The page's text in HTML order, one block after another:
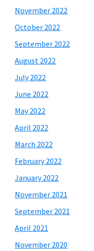
November 2022
October 2022
September 2022
August 2022
July 2022
June 2022
May 2022
April 2022
March 2022
February 2022
January 2022
November 2021
September 2021
April 2021
November 2020